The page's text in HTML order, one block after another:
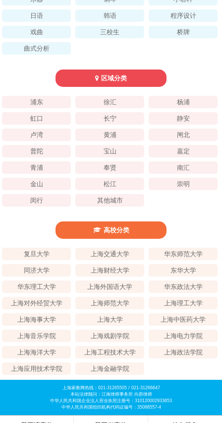
1 2
日语 韩语 程序设计
戏曲 三校生 桥牌
曲式分析
区域分类
浦东 徐汇 杨浦
虹口 长宁 静安
卢湾 黄浦 闸北
普陀 宝山 嘉定
青浦 奉贤 南汇
金山 松江 崇明
闵行 其他城市
高校分类
复旦大学 上海交通大学 华东师范大学
同济大学 上海财经大学 东华大学
华东理工大学 上海外国语大学 华东政法大学
上海对外经贸大学 上海师范大学 上海理工大学
上海海事大学 上海大学 上海中医药大学
上海音乐学院 上海戏剧学院 上海电力学院
上海海洋大学 上海工程技术大学 上海政法学院
上海应用技术学院 上海金融学院
上海家教网热线：021-31265505 / 021-31266647
本站法律顾问：江南律师事务所 向群律师
中华人民共和国企业法人营业执照注册号：310120002933653
中华人民共和国组织机构代码证编号：35088557-4